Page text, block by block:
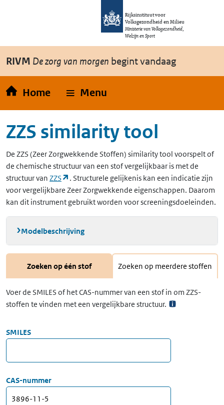
Overslaan en naar de inhoud gaan
Rijksinstituut voor
Volksgezondheid en Milieu
Ministerie van Volksgezondheid,
Welzijn en Sport
RIVM De zorg van morgen begint vandaag
Home Menu
ZZS similarity tool
De ZZS (Zeer Zorgwekkende Stoffen) similarity tool voorspelt of
de chemische structuur van een stof vergelijkbaar is met de
structuur van ZZS (opent in een nieuw tabblad)
. Structurele gelijkenis kan een indicatie zijn
voor vergelijkbare Zeer Zorgwekkende eigenschappen. Daarom
kan dit instrument gebruikt worden voor screeningsdoeleinden.
Modelbeschrijving
Zoeken op één stof Zoeken op meerdere stoffen
Voer de SMILES of het CAS-nummer van een stof in om ZZS-
stoffen te vinden met een vergelijkbare structuur.
SMILES
CAS-nummer